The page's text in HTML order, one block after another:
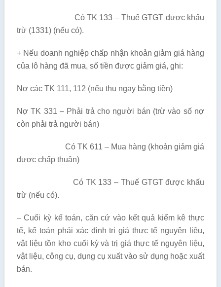
Có TK 133 – Thuế GTGT được khấu
trừ (1331) (nếu có).
+ Nếu doanh nghiệp chấp nhận khoản giảm giá hàng
của lô hàng đã mua, số tiền được giảm giá, ghi:
Nợ các TK 111, 112 (nếu thu ngay bằng tiền)
Nợ TK 331 – Phải trả cho người bán (trừ vào số nợ
còn phải trả người bán)
Có TK 611 – Mua hàng (khoản giảm giá
được chấp thuận)
Có TK 133 – Thuế GTGT được khấu
trừ (nếu có).
– Cuối kỳ kế toán, căn cứ vào kết quả kiểm kê thực
tế, kế toán phải xác định trị giá thực tế nguyên liệu,
vật liệu tồn kho cuối kỳ và trị giá thực tế nguyên liệu,
vật liệu, công cụ, dụng cụ xuất vào sử dụng hoặc xuất
bán.